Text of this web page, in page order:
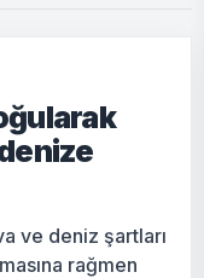
ve deniz şartları
rağmen